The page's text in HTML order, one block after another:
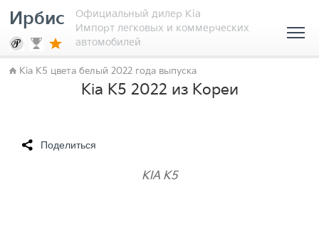
Ирбис
Официальный дилер Kia
Импорт легковых и коммерческих
автомобилей
Kia K5 цвета белый 2022 года выпуска
Kia K5 2022 из Кореи
Поделиться
KIA K5